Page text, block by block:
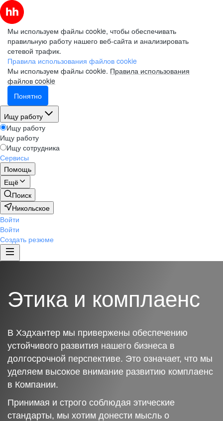
Мы используем файлы cookie, чтобы обеспечивать
правильную работу нашего веб-сайта и анализировать
сетевой трафик.
Правила использования файлов cookie
Мы используем файлы cookie. Правила использования
файлов cookie
Понятно
Ищу работу
Ищу работу
Ищу работу
Ищу сотрудника
Сервисы
Помощь
Ещё
Поиск
Никольское
Войти
Войти
Создать резюме
Этика и комплаенс
В Хэдхантер мы привержены обеспечению
устойчивого развития нашего бизнеса в
долгосрочной перспективе. Это означает, что мы
уделяем высокое внимание развитию комплаенс
в Компании.
Принимая и строго соблюдая этические
стандарты, мы хотим донести мысль о